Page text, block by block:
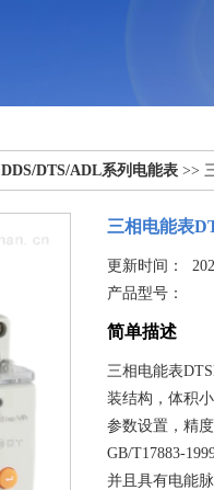
DDS/DTS/ADL系列电能表 >>
三相电能表
更新时间：
产品型号：
简单描述
三相电能表
装结构，体积
参数设置，精
GB/T17883-
并且具有电能